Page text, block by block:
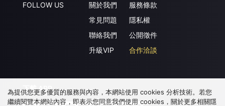
FOLLOW US
關於我們
常見問題
聯絡我們
升級VIP
服務條款
隱私權
公開徵件
合作洽談
下載 APP
為提供您更多優質的服務與內容，本網站使用 cookies 分析技術。若您
繼續閱覽本網站內容，即表示您同意我們使用 cookies，關於更多相關隱